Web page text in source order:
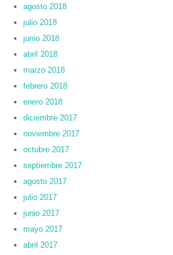
agosto 2018
julio 2018
junio 2018
abril 2018
marzo 2018
febrero 2018
enero 2018
diciembre 2017
noviembre 2017
octubre 2017
septiembre 2017
agosto 2017
julio 2017
junio 2017
mayo 2017
abril 2017